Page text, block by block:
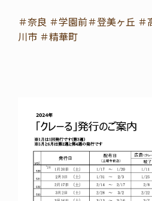
＃奈良 ＃学園前＃登美ヶ丘
川市 ＃精華町